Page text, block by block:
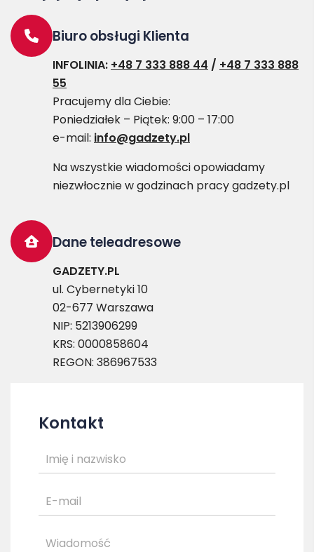
Biuro obsługi Klienta
INFOLINIA: +48 7 333 888 44 / +48 7 333 888
55
Pracujemy dla Ciebie:
Poniedziałek – Piątek: 9:00 – 17:00
e-mail: info@gadzety.pl
Na wszystkie wiadomości opowiadamy
niezwłocznie w godzinach pracy gadzety.pl
Dane teleadresowe
GADZETY.PL
ul. Cybernetyki 10
02-677 Warszawa
NIP: 5213906299
KRS: 0000858604
REGON: 386967533
Kontakt